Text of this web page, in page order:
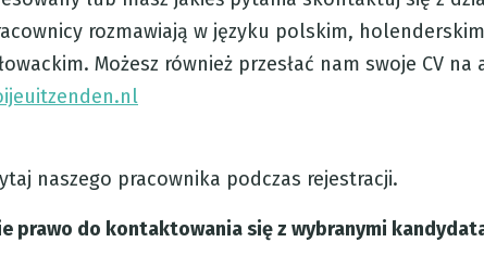
rozmawiają w języku polskim,
Możesz również przesłać nam swoje CV na
naszego pracownika podczas rejestracji.
prawo do kontaktowania się z wybranymi